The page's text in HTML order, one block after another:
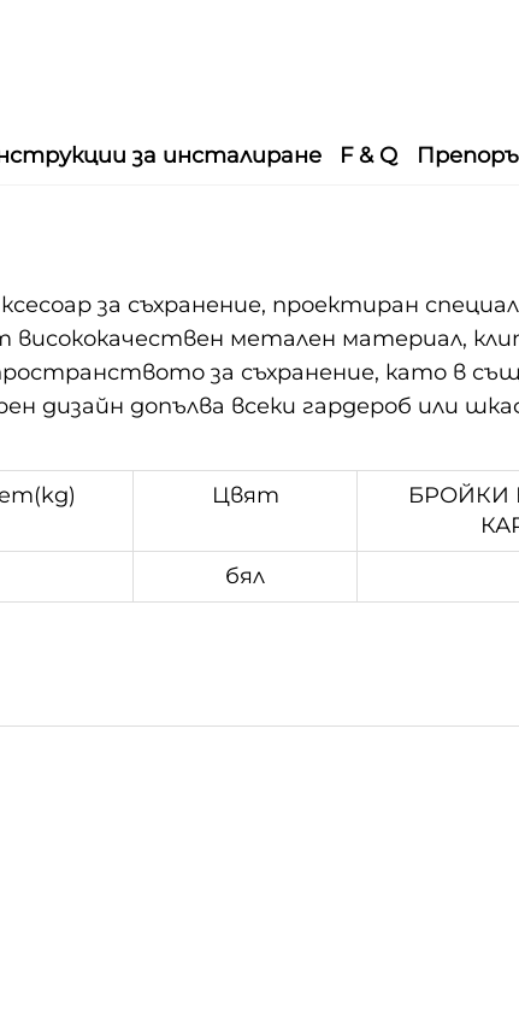
за инсталиране F & Q
за съхранение, проектиран
висококачествен метален материал,
за съхранение, като в
дизайн допълва всеки гардероб или
Цвят
БРОЙКИ
бял